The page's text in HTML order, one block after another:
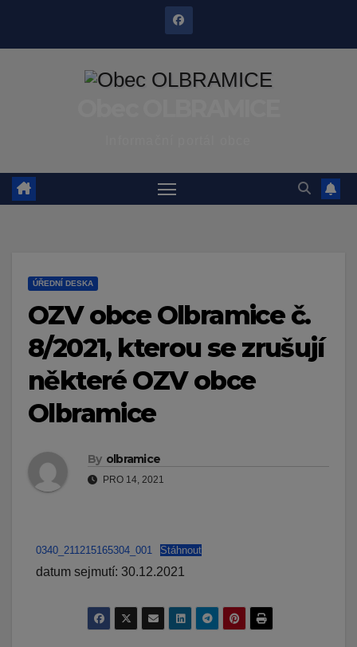
ÚŘEDNÍ DESKA
OZV obce Olbramice č.
8/2021, kterou se zrušují
některé OZV obce
Olbramice
By olbramice
PRO 14, 2021
0340_211215165304_001 Stáhnout
datum sejmutí: 30.12.2021